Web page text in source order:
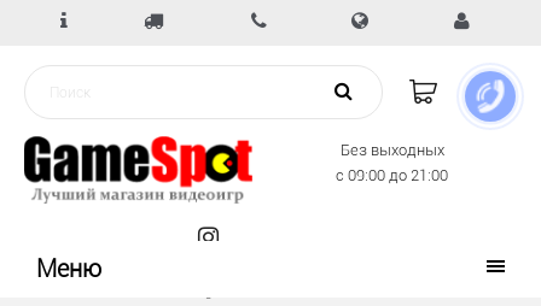
Без выходных
с 09:00 до 21:00
Меню